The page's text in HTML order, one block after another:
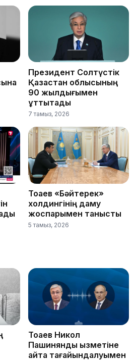
Президент Солтүстік
Қазақстан облысының
90 жылдығымен
құттықтады
7 тамыз, 2026
Тоқаев «Бәйтерек»
холдингінің даму
жоспарымен танысты
5 тамыз, 2026
Тоқаев Никол
Пашинянды қызметіне
қайта тағайындалуымен